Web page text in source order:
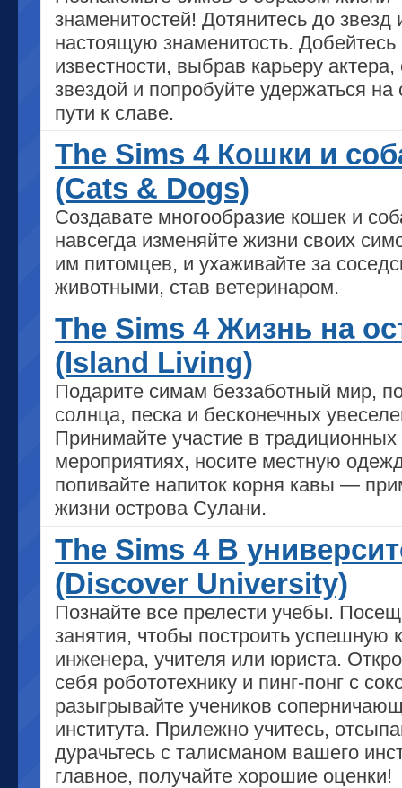
знаменитостей! Дотянитесь до звезд
настоящую знаменитость. Добейтесь
известности, выбрав карьеру актера,
звездой и попробуйте удержаться на
пути к славе.
The Sims 4 Кошки и
(Cats & Dogs)
Создавате многообразие кошек и
навсегда изменяйте жизни своих
им питомцев, и ухаживайте за
животными, став ветеринаром.
The Sims 4 Жизнь на
(Island Living)
Подарите симам беззаботный мир,
солнца, песка и бесконечных
Принимайте участие в традиционных
мероприятиях, носите местную
попивайте напиток корня кавы —
жизни острова Сулани.
The Sims 4 В
(Discover University)
Познайте все прелести учебы.
занятия, чтобы построить успешную
инженера, учителя или юриста.
себя робототехнику и пинг-понг с
разыгрывайте учеников
института. Прилежно учитесь,
дурачьтесь с талисманом вашего
главное, получайте хорошие оценки!